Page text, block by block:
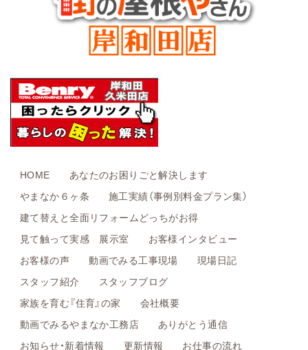
HOME
あなたのお困りごと解決します
やまなか６ヶ条
施工実績（事例別料金プラン集）
建て替えと全面リフォームどっちがお得
見て触って実感 展示室
お客様インタビュー
お客様の声
動画でみる工事現場
現場日記
スタッフ紹介
スタッフブログ
家族を育む『住育』の家
会社概要
動画でみるやまなか工務店
ありがとう通信
お知らせ・新着情報
更新情報
お仕事の流れ